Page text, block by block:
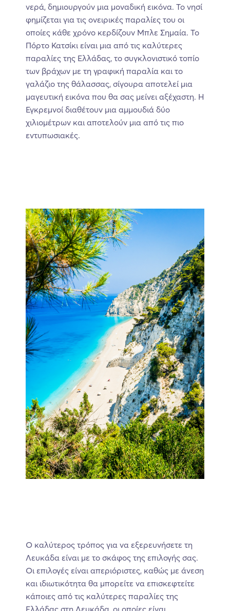
νερά, δημιουργούν μια μοναδική εικόνα. Το νησί
φημίζεται για τις ονειρικές παραλίες του οι
οποίες κάθε χρόνο κερδίζουν Μπλε Σημαία. Το
Πόρτο Κατσίκι είναι μια από τις καλύτερες
παραλίες της Ελλάδας, το συγκλονιστικό τοπίο
των βράχων με τη γραφική παραλία και το
γαλάζιο της θάλασσας, σίγουρα αποτελεί μια
μαγευτική εικόνα που θα σας μείνει αξέχαστη. Η
Εγκρεμνοί διαθέτουν μια αμμουδιά δύο
χιλιομέτρων και αποτελούν μια από τις πιο
εντυπωσιακές.
Ο καλύτερος τρόπος για να εξερευνήσετε τη
Λευκάδα είναι με το σκάφος της επιλογής σας.
Οι επιλογές είναι απεριόριστες, καθώς με άνεση
και ιδιωτικότητα θα μπορείτε να επισκεφτείτε
κάποιες από τις καλύτερες παραλίες της
Ελλάδας στη Λευκάδα, οι οποίες είναι